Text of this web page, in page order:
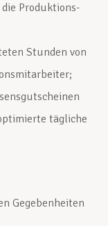
Produktions-
Stunden von
tägliche
Gegebenheiten